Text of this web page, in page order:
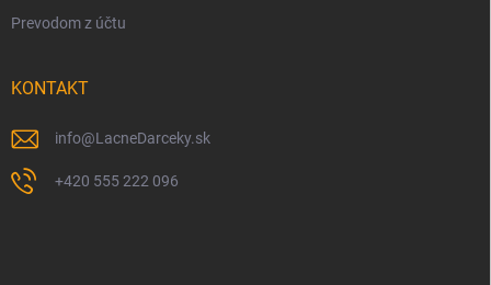
Prevodom z účtu
KONTAKT
info@LacneDarceky.sk
+420 555 222 096